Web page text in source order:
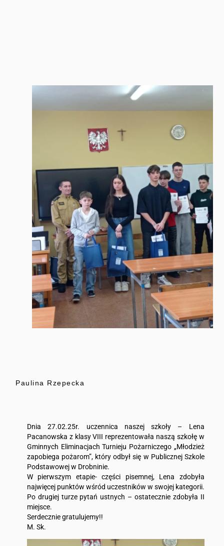
Paulina Rzepecka
Dnia 27.02.25r. uczennica naszej szkoły – Lena
Pacanowska z klasy VIII reprezentowała naszą szkołę w
Gminnych Eliminacjach Turnieju Pożarniczego „Młodzież
zapobiega pożarom”, który odbył się w Publicznej Szkole
Podstawowej w Drobninie.
W pierwszym etapie- części pisemnej, Lena zdobyła
najwięcej punktów wśród uczestników w swojej kategorii.
Po drugiej turze pytań ustnych – ostatecznie zdobyła II
miejsce.
Serdecznie gratulujemy!!
M. Sk.